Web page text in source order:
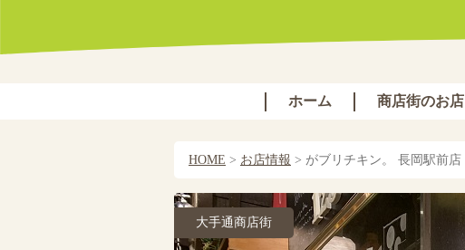
ホーム 商店街のお店
HOME > お店情報 > がブリチキン。 長岡駅前店
大手通商店街